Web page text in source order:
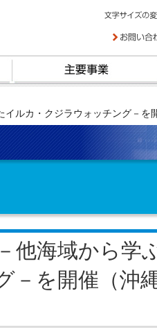
ルカ・クジラウォッチング－を
海域から学
を開催（沖